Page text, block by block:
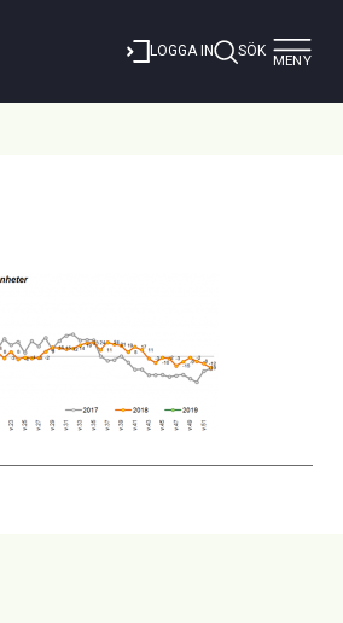
LOGGA IN SÖK Toggle
MENY